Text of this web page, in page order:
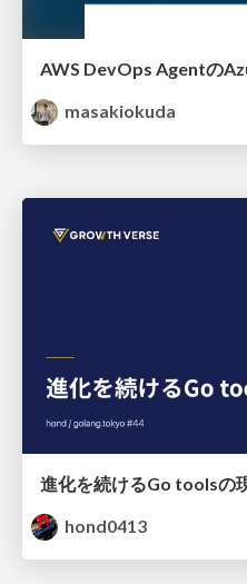
masakiokuda
hond0413